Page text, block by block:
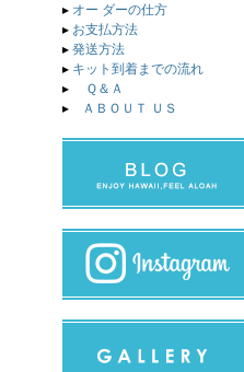
▸ オー ダーの仕方
▸ お支払方法
▸ 発送方法
▸ キット到着までの流れ
▸
Ｑ＆Ａ
▸
ＡＢＯＵＴ ＵＳ